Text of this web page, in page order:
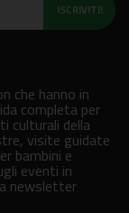
ISCRIVITI!
che hanno in
completa per
culturali della
visite guidate
bambini e
eventi in
newsletter